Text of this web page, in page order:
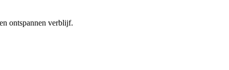
ontspannen verblijf.